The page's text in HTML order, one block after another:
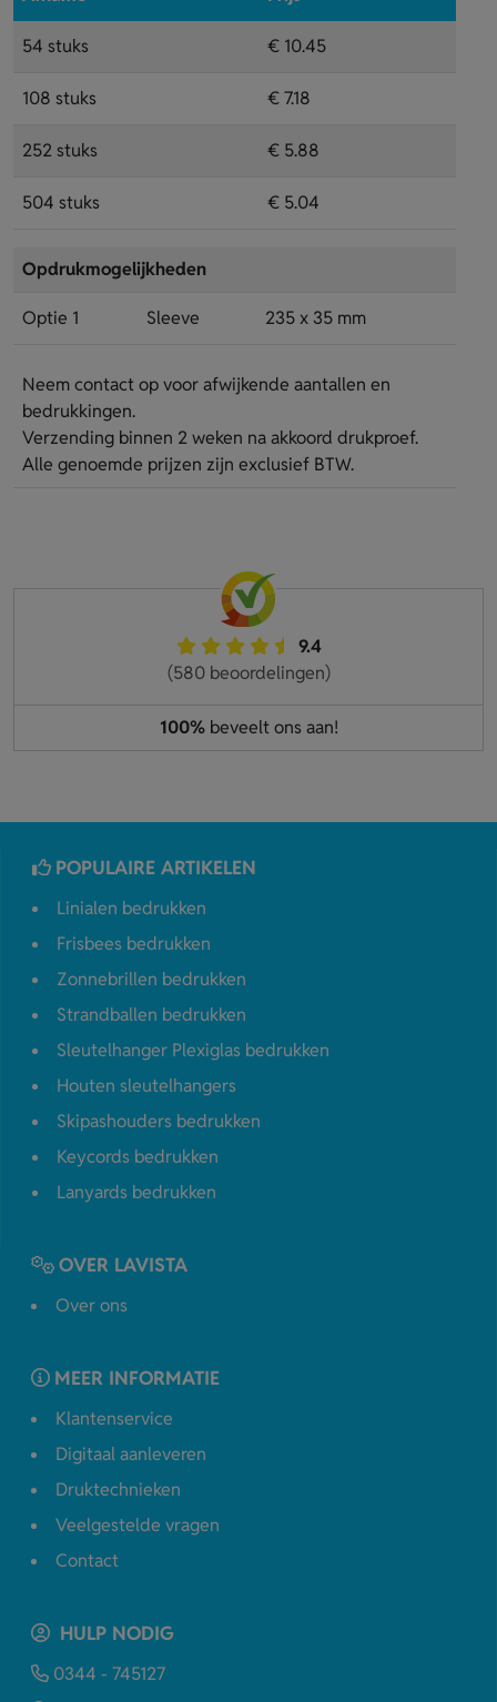
54 stuks € 10.45
108 stuks € 7.18
252 stuks € 5.88
504 stuks € 5.04
Opdrukmogelijkheden
Optie 1 Sleeve 235 x 35 mm
Neem contact op voor afwijkende aantallen en
bedrukkingen.
Verzending binnen 2 weken na akkoord drukproef.
Alle genoemde prijzen zijn exclusief BTW.
9.4
(580 beoordelingen)
100%beveelt ons aan!
POPULAIRE ARTIKELEN
Linialen bedrukken
Frisbees bedrukken
Zonnebrillen bedrukken
Strandballen bedrukken
Sleutelhanger Plexiglas bedrukken
Houten sleutelhangers
Skipashouders bedrukken
Keycords bedrukken
Lanyards bedrukken
OVER LAVISTA
Over ons
MEER INFORMATIE
Klantenservice
Digitaal aanleveren
Druktechnieken
Veelgestelde vragen
Contact
HULP NODIG
0344 - 745127